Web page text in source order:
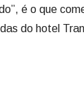
é o que
do hotel